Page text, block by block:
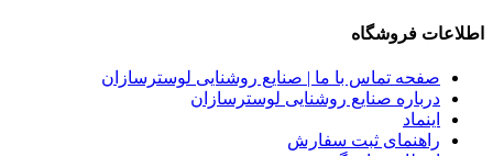
اطلاعات فروشگاه
صفحه تماس با ما | صنایع روشنایی لوسترسازان
درباره صنایع روشنایی لوسترسازان
اینماد
راهنمای ثبت سفارش